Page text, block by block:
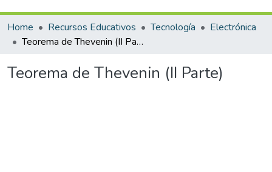
Home Recursos Educativos Tecnología
Electrónica
Teorema de Thevenin (II Parte)
Teorema de Thevenin (II Parte)